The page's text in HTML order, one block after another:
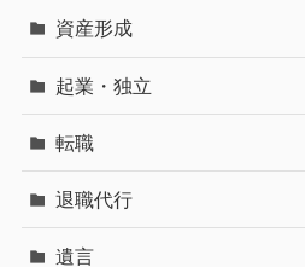
資産形成
起業・独立
転職
退職代行
遺言